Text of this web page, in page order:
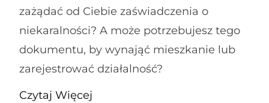
zażądać od Ciebie zaświadczenia o
niekaralności? A może potrzebujesz tego
dokumentu, by wynająć mieszkanie lub
zarejestrować działalność?
Czytaj Więcej